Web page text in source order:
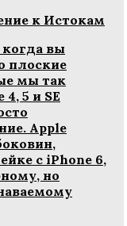
к Истокам
когда вы
плоские
мы так
5 и SE
Apple
с iPhone 6‚
но